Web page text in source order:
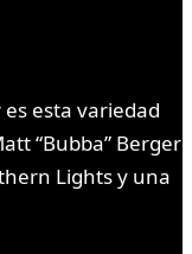
esta variedad
“Bubba” Berger
Lights y una